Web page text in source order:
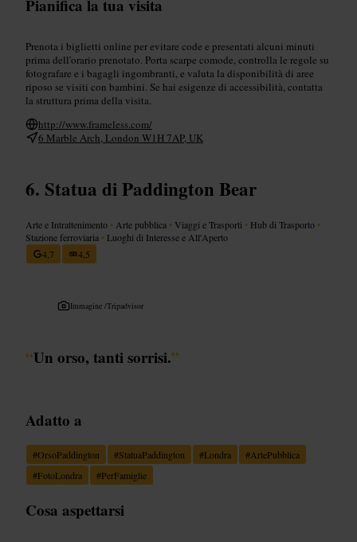
Pianifica la tua visita
Prenota i biglietti online per evitare code e presentati alcuni minuti
prima dell'orario prenotato. Porta scarpe comode, controlla le regole su
fotografare e i bagagli ingombranti, e valuta la disponibilità di aree
riposo se visiti con bambini. Se hai esigenze di accessibilità, contatta
la struttura prima della visita.
http://www.frameless.com/
6 Marble Arch, London W1H 7AP, UK
Statua di Paddington Bear
Arte e Intrattenimento • Arte pubblica • Viaggi e Trasporti • Hub di Trasporto •
Stazione ferroviaria • Luoghi di Interesse e All'Aperto
4,7
4,5
Immagine /Tripadvisor
“Un orso, tanti sorrisi.”
Adatto a
#OrsoPaddington #StatuaPaddington #Londra #ArtePubblica
#FotoLondra #PerFamiglie
Cosa aspettarsi